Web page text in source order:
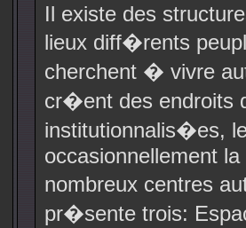
Il existe des
lieux diff�rents
cherchent � vivre
cr�ent des endroits
institutionnalis�es,
occasionnellement
nombreux centres
pr�sente trois: